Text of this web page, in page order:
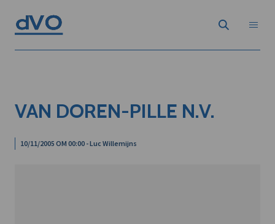
VAN DOREN-PILLE N.V.
10/11/2005 OM 00:00 - Luc Willemijns